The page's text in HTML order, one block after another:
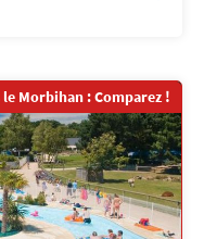
Morbihan : Comparez !